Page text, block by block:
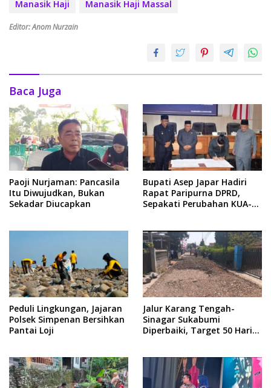
Manasik Haji Manasik Haji Massal
Editor: Anom Nurzain
Baca Juga
Paoji Nurjaman: Pancasila
Itu Diwujudkan, Bukan
Sekadar Diucapkan
Bupati Asep Japar Hadiri
Rapat Paripurna DPRD,
Sepakati Perubahan KUA-
Peduli Lingkungan, Jajaran
Polsek Simpenan Bersihkan
Pantai Loji
Jalur Karang Tengah-
Sinagar Sukabumi
Diperbaiki, Target 50 Hari